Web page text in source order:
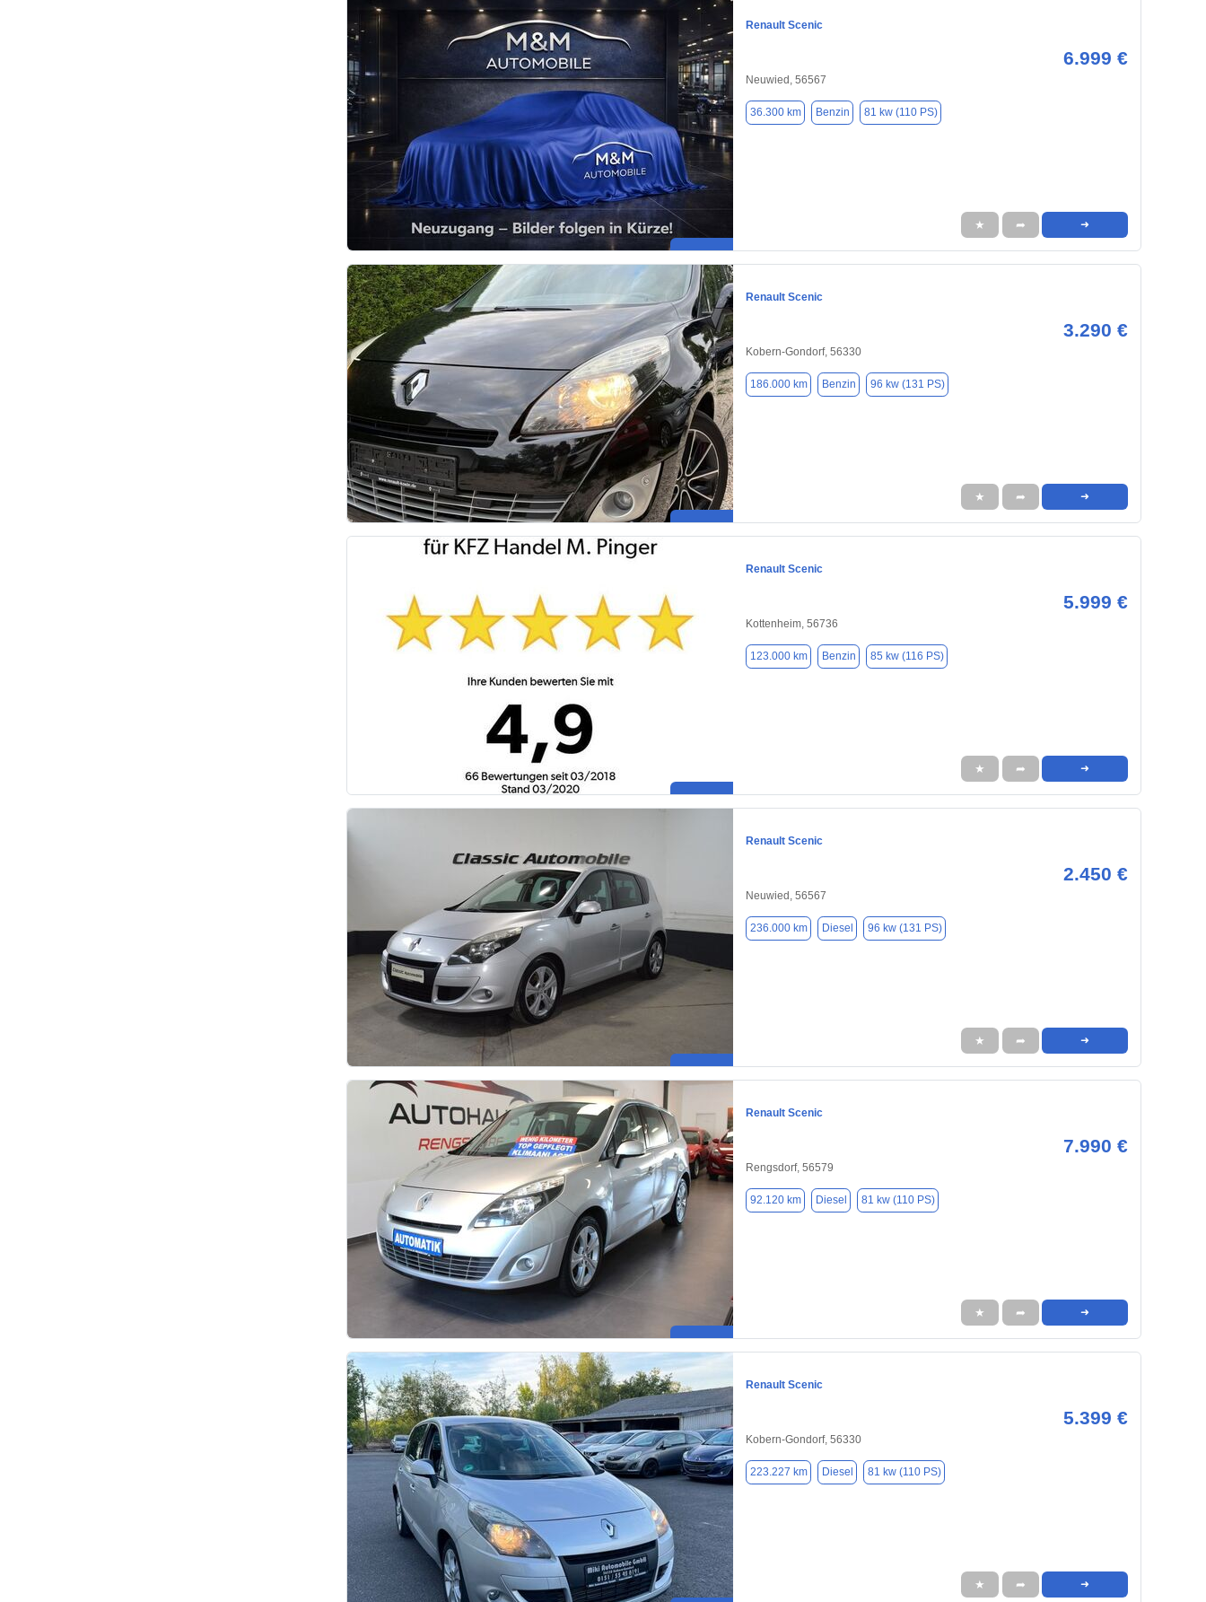
Renault Scenic
6.999 €
Neuwied, 56567
36.300 km Benzin 81 kw (110 PS)
★ ➦ ➜
Renault Scenic
3.290 €
Kobern-Gondorf, 56330
186.000 km Benzin 96 kw (131 PS)
★ ➦ ➜
Renault Scenic
5.999 €
Kottenheim, 56736
123.000 km Benzin 85 kw (116 PS)
★ ➦ ➜
Renault Scenic
2.450 €
Neuwied, 56567
236.000 km Diesel 96 kw (131 PS)
★ ➦ ➜
Renault Scenic
7.990 €
Rengsdorf, 56579
92.120 km Diesel 81 kw (110 PS)
★ ➦ ➜
Renault Scenic
5.399 €
Kobern-Gondorf, 56330
223.227 km Diesel 81 kw (110 PS)
★ ➦ ➜